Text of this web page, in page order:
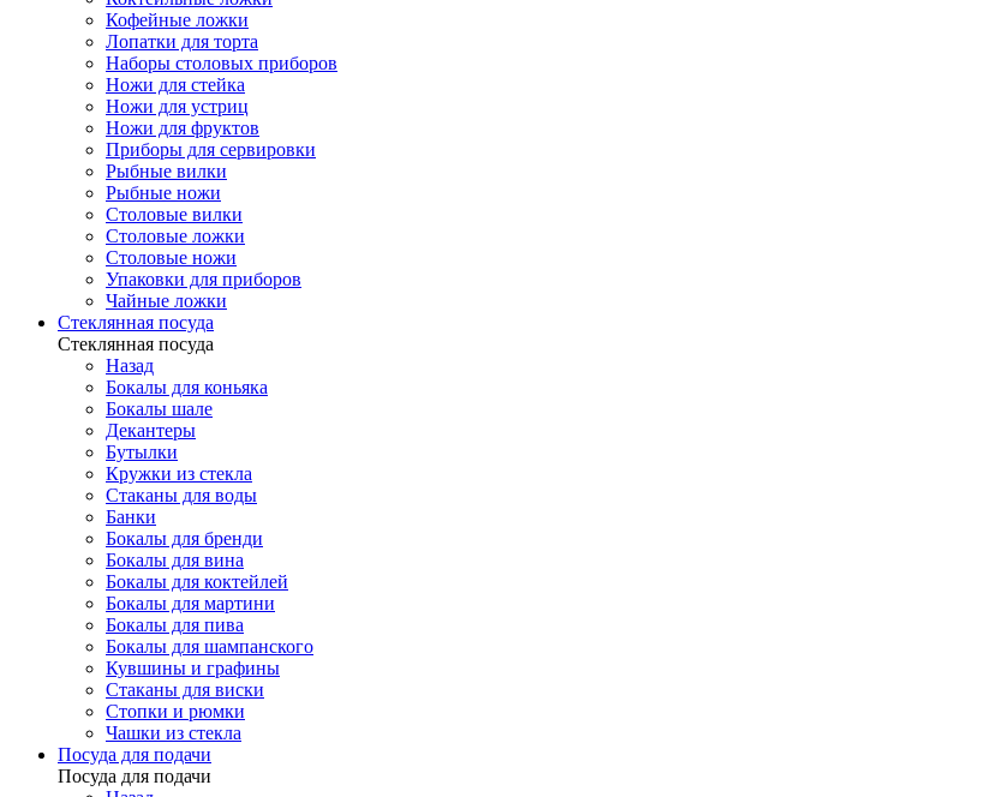
Кофейные ложки
Лопатки для торта
Наборы столовых приборов
Ножи для стейка
Ножи для устриц
Ножи для фруктов
Приборы для сервировки
Рыбные вилки
Рыбные ножи
Столовые вилки
Столовые ложки
Столовые ножи
Упаковки для приборов
Чайные ложки
Стеклянная посуда
Стеклянная посуда
Назад
Бокалы для коньяка
Бокалы шале
Декантеры
Бутылки
Кружки из стекла
Стаканы для воды
Банки
Бокалы для бренди
Бокалы для вина
Бокалы для коктейлей
Бокалы для мартини
Бокалы для пива
Бокалы для шампанского
Кувшины и графины
Стаканы для виски
Стопки и рюмки
Чашки из стекла
Посуда для подачи
Посуда для подачи